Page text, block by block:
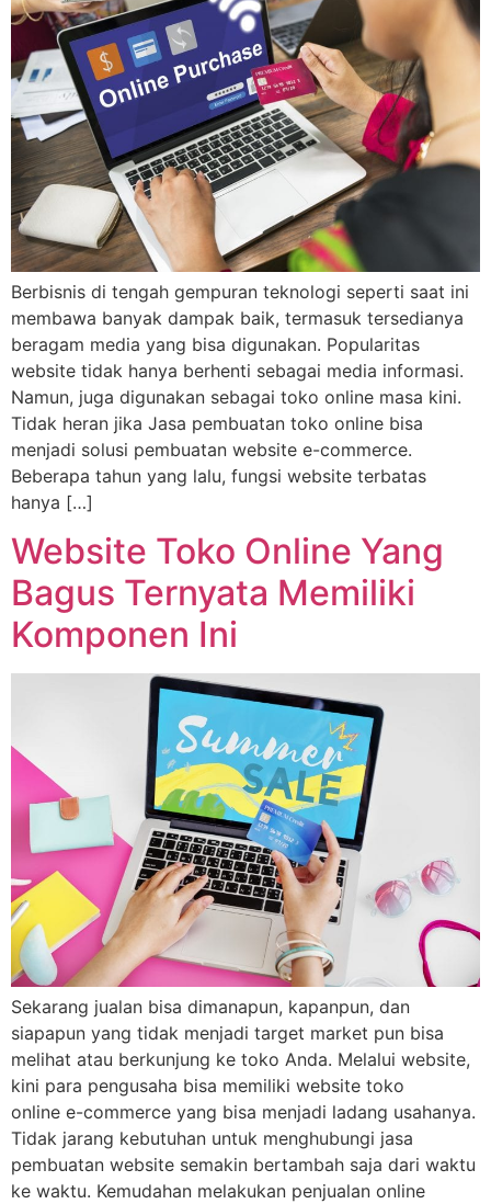
Berbisnis di tengah gempuran teknologi seperti saat ini
membawa banyak dampak baik, termasuk tersedianya
beragam media yang bisa digunakan. Popularitas
website tidak hanya berhenti sebagai media informasi.
Namun, juga digunakan sebagai toko online masa kini.
Tidak heran jika Jasa pembuatan toko online bisa
menjadi solusi pembuatan website e-commerce.
Beberapa tahun yang lalu, fungsi website terbatas
hanya […]
Website Toko Online Yang
Bagus Ternyata Memiliki
Komponen Ini
Sekarang jualan bisa dimanapun, kapanpun, dan
siapapun yang tidak menjadi target market pun bisa
melihat atau berkunjung ke toko Anda. Melalui website,
kini para pengusaha bisa memiliki website toko
online e-commerce yang bisa menjadi ladang usahanya.
Tidak jarang kebutuhan untuk menghubungi jasa
pembuatan website semakin bertambah saja dari waktu
ke waktu. Kemudahan melakukan penjualan online